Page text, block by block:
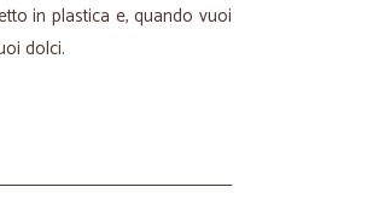
in plastica e, quando vuoi
dolci.